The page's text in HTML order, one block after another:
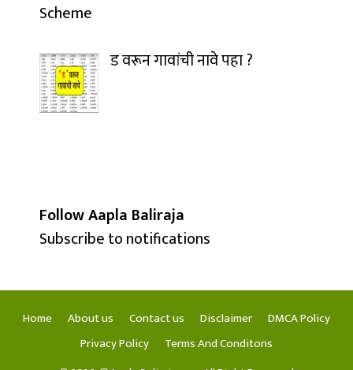
Scheme
ड वरून गावांची नावे पहा ?
Follow Aapla Baliraja
Subscribe to notifications
Home About us Contact us Disclaimer
DMCA Policy
Privacy Policy
Terms And Conditons